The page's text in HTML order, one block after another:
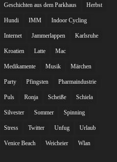
Geschichten aus dem Parkhaus Herbst
Hundi IMM Indoor Cycling
Internet Jammerlappen Karlsruhe
Kroatien Latte Mac
Medikamente Musik Märchen
Party Pfingsten Pharmaindustrie
Puls Ronja Scheiße Schiela
Silvester Sommer Spinning
Stress Twitter Unfug Urlaub
Venice Beach Weicheier Wlan